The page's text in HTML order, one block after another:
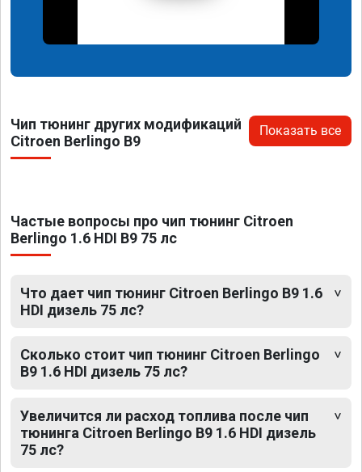
Чип тюнинг других модификаций
Citroen Berlingo B9
Показать все
Частые вопросы про чип тюнинг Citroen
Berlingo 1.6 HDI B9 75 лс
Что дает чип тюнинг Citroen Berlingo B9 1.6
HDI дизель 75 лс?
Сколько стоит чип тюнинг Citroen Berlingo
B9 1.6 HDI дизель 75 лс?
Увеличится ли расход топлива после чип
тюнинга Citroen Berlingo B9 1.6 HDI дизель
75 лс?